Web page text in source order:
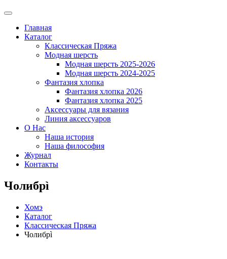
Главная
Каталог
Классическая Пряжа
Модная шерсть
Модная шерсть 2025-2026
Модная шерсть 2024-2025
Фантазия хлопка
Фантазия хлопка 2026
Фантазия хлопка 2025
Аксессуары для вязания
Линия аксессуаров
О Нас
Наша история
Наша философия
Журнал
Контакты
Чолибрì
Хомэ
Каталог
Классическая Пряжа
Чолибрì